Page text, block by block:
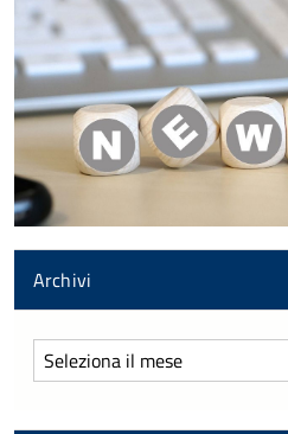
Archivi
Archivi